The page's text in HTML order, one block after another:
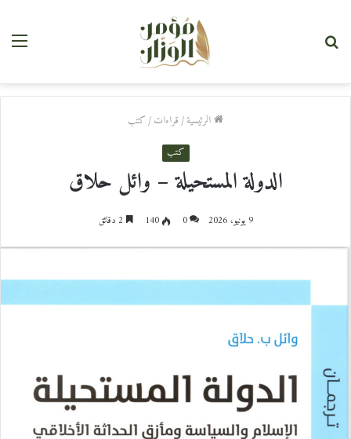
الرئيسية/قراءات/كتب
كتب
الدولة المستحيلة – وائل حلاق
9 يونيو، 2026 0
140 2 دقائق